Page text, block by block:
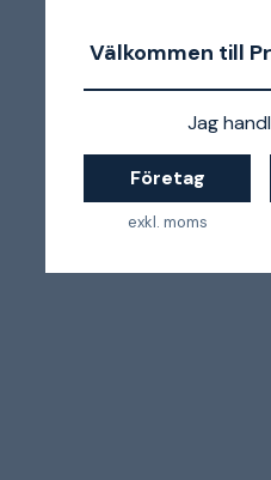
Välkommen till
Jag
Företag
exkl. moms